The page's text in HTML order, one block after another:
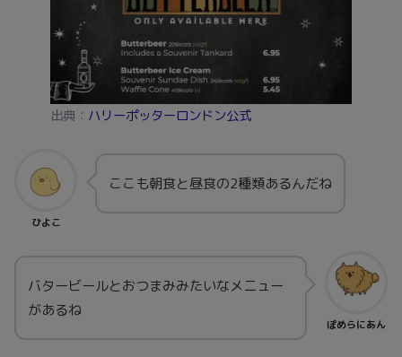
出典： ハリーポッターロンドン公式
ひよこ
ここも朝食と昼食の2種類あるんだね
ぽめらにあん
バタービールとおつまみみたいなメニュー
があるね